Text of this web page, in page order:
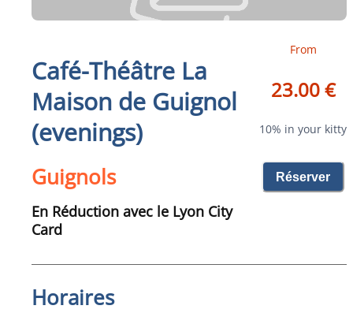
Café-Théâtre La
Maison de Guignol
(evenings)
Guignols
En Réduction avec le Lyon City
Card
From
23.00 €
10% in your kitty
Réserver
Horaires